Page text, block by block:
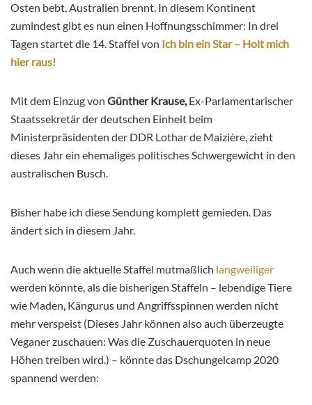
Osten bebt, Australien brennt. In diesem Kontinent
zumindest gibt es nun einen Hoffnungsschimmer: In drei
Tagen startet die 14. Staffel von Ich bin ein Star – Holt mich
hier raus!
Mit dem Einzug von Günther Krause,Ex-Parlamentarischer
Staatssekretär der deutschen Einheit beim
Ministerpräsidenten der DDR Lothar de Maizière, zieht
dieses Jahr ein ehemaliges politisches Schwergewicht in den
australischen Busch.
Bisher habe ich diese Sendung komplett gemieden. Das
ändert sich in diesem Jahr.
Auch wenn die aktuelle Staffel mutmaßlich langweiliger
werden könnte, als die bisherigen Staffeln – lebendige Tiere
wie Maden, Kängurus und Angriffsspinnen werden nicht
mehr verspeist (Dieses Jahr können also auch überzeugte
Veganer zuschauen: Was die Zuschauerquoten in neue
Höhen treiben wird.) – könnte das Dschungelcamp 2020
spannend werden: